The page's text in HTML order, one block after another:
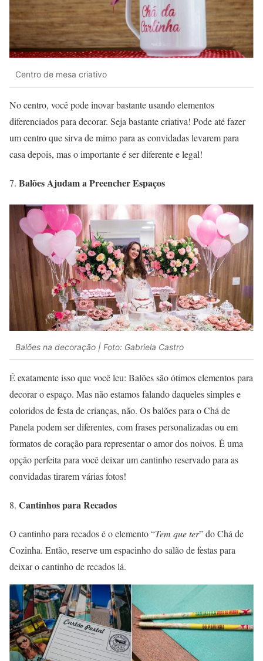
Centro de mesa criativo
No centro, você pode inovar bastante usando elementos
diferenciados para decorar. Seja bastante criativa! Pode até fazer
um centro que sirva de mimo para as convidadas levarem para
casa depois, mas o importante é ser diferente e legal!
Balões Ajudam a Preencher Espaços
Balões na decoração | Foto: Gabriela Castro
É exatamente isso que você leu: Balões são ótimos elementos para
decorar o espaço. Mas não estamos falando daqueles simples e
coloridos de festa de crianças, não. Os balões para o Chá de
Panela podem ser diferentes, com frases personalizadas ou em
formatos de coração para representar o amor dos noivos. É uma
opção perfeita para você deixar um cantinho reservado para as
convidadas tirarem várias fotos!
Cantinhos para Recados
O cantinho para recados é o elemento “Tem que ter” do Chá de
Cozinha. Então, reserve um espacinho do salão de festas para
deixar o cantinho de recados lá.